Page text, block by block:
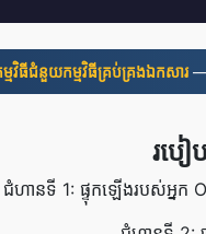
មវិធី​ជំនួយ​កម្មវិធី​គ្រប់គ្រង​ឯកសារ—
របៀ
ជំហានទី 1: ផ្ទុកឡើងរបស់អ្ន